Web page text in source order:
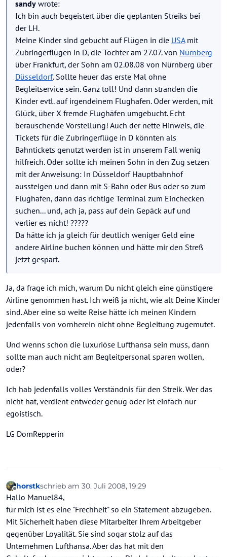
sandy wrote:
Ich bin auch begeistert über die geplanten Streiks bei
der LH.
Meine Kinder sind gebucht auf Flügen in die USAmit
Zubringerflügen in D, die Tochter am 27.07. von Nürnberg
über Frankfurt, der Sohn am 02.08.08 von Nürnberg über
Düsseldorf. Sollte heuer das erste Mal ohne
Begleitservice sein. Ganz toll! Und dann stranden die
Kinder evtl. auf irgendeinem Flughafen. Oder werden, mit
Glück, über X fremde Flughäfen umgebucht. Echt
berauschende Vorstellung! Auch der nette Hinweis, die
Tickets für die Zubringerflüge in D könnten als
Bahntickets genutzt werden ist in unserem Fall wenig
hilfreich. Oder sollte ich meinen Sohn in den Zug setzen
mit der Anweisung: In Düsseldorf Hauptbahnhof
aussteigen und dann mit S-Bahn oder Bus oder so zum
Flughafen, dann das richtige Terminal zum Einchecken
suchen... und, ach ja, pass auf dein Gepäck auf und
verlier es nicht! ?????
Da hätte ich ja gleich für deutlich weniger Geld eine
andere Airline buchen können und hätte mir den Streß
jetzt gespart.
Ja, da frage ich mich, warum Du nicht gleich eine günstigere
Airline genommen hast. Ich weiß ja nicht, wie alt Deine Kinder
sind. Aber eine so weite Reise hätte ich meinen Kindern
jedenfalls von vornherein nicht ohne Begleitung zugemutet.
Und wenns schon die luxuriöse Lufthansa sein muss, dann
sollte man auch nicht am Begleitpersonal sparen wollen,
oder?
Ich hab jedenfalls volles Verständnis für den Streik. Wer das
nicht hat, verdient entweder genug oder ist einfach nur
egoistisch.
LG DomRepperin
Offline
horstkschrieb am 30. Juli 2008, 19:29
zuletzt editiert von
Hallo Manuel84,
für mich ist es eine "Frechheit" so ein Statement abzugeben.
Mit Sicherheit haben diese Mitarbeiter Ihrem Arbeitgeber
gegenüber Loyalität. Sie sind sogar stolz auf das
Unternehmen Lufthansa. Aber das hat mit den